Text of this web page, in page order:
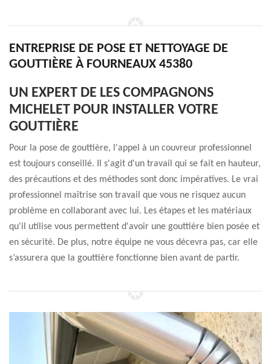
ENTREPRISE DE POSE ET NETTOYAGE DE
GOUTTIÈRE À FOURNEAUX 45380
UN EXPERT DE LES COMPAGNONS
MICHELET POUR INSTALLER VOTRE
GOUTTIÈRE
Pour la pose de gouttière, l'appel à un couvreur professionnel
est toujours conseillé. Il s'agit d'un travail qui se fait en hauteur,
des précautions et des méthodes sont donc impératives. Le vrai
professionnel maîtrise son travail que vous ne risquez aucun
problème en collaborant avec lui. Les étapes et les matériaux
qu'il utilise vous permettent d'avoir une gouttière bien posée et
en sécurité. De plus, notre équipe ne vous décevra pas, car elle
s’assurera que la gouttière fonctionne bien avant de partir.